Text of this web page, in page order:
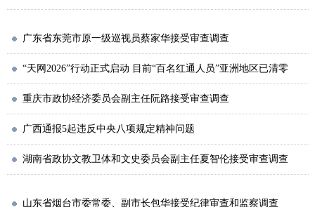
广东省东莞市原一级巡视员蔡家华接受审查调查
“天网2026”行动正式启动 目前“百名红通人员”亚洲地区已清零
重庆市政协经济委员会副主任阮路接受审查调查
广西通报5起违反中央八项规定精神问题
湖南省政协文教卫体和文史委员会副主任夏智伦接受审查调查
山东省烟台市委常委、副市长包华接受纪律审查和监察调查